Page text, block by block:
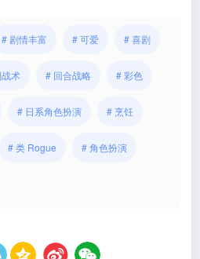
# 剧情丰富 # 可爱 # 喜剧
术 # 回合战略 # 彩色
# 日系角色扮演 # 烹饪
# 类 Rogue # 角色扮演